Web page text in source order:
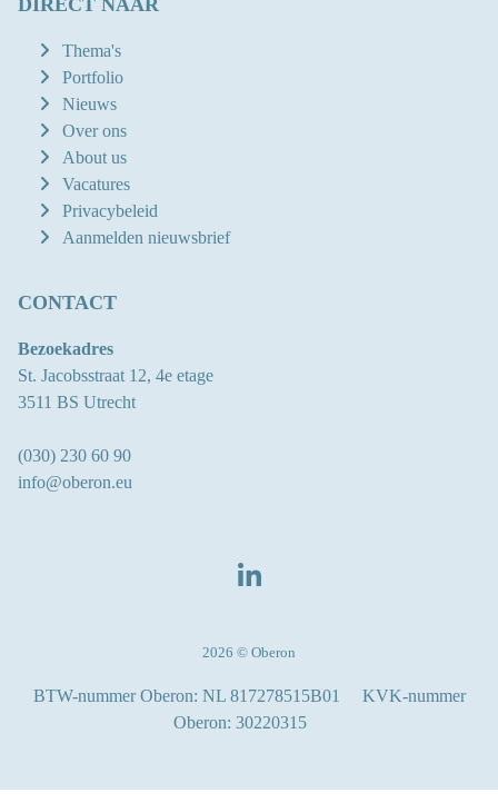
Thema's
Portfolio
Nieuws
Over ons
About us
Vacatures
Privacybeleid
Aanmelden nieuwsbrief
CONTACT
Bezoekadres
St. Jacobsstraat 12, 4e etage
3511 BS Utrecht
(030) 230 60 90
info@oberon.eu
LINKEDIN
2026 © Oberon
BTW-nummer Oberon: NL 817278515B01
KVK-nummer
Oberon: 30220315